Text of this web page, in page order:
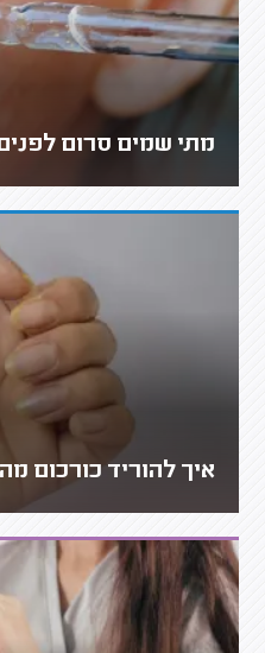
מתי שמים סרום
איך להוריד כורכום